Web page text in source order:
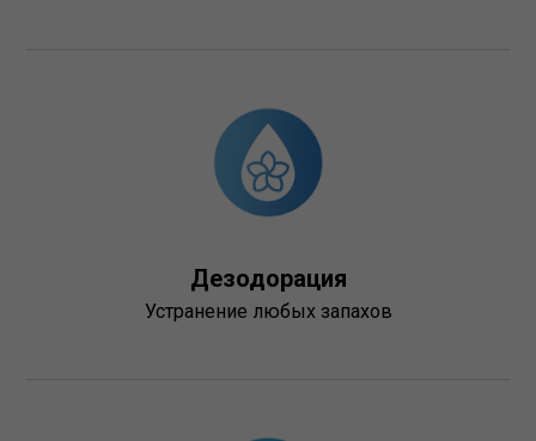
Дезодорация
Устранение любых запахов